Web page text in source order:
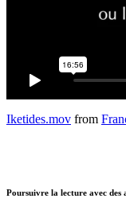
Iketides.mov from
Poursuivre la lecture avec des